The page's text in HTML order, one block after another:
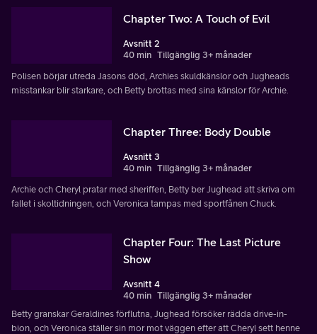
Chapter Two: A Touch of Evil
Avsnitt 2
40 min Tillgänglig 3+ månader
Polisen börjar utreda Jasons död, Archies skuldkänslor och Jugheads
misstankar blir starkare, och Betty brottas med sina känslor för Archie.
Chapter Three: Body Double
Avsnitt 3
40 min Tillgänglig 3+ månader
Archie och Cheryl pratar med sheriffen, Betty ber Jughead att skriva om
fallet i skoltidningen, och Veronica tampas med sportfånen Chuck.
Chapter Four: The Last Picture
Show
Avsnitt 4
40 min Tillgänglig 3+ månader
Betty granskar Geraldines förflutna, Jughead försöker rädda drive-in-
bion, och Veronica ställer sin mor mot väggen efter att Cheryl sett henne